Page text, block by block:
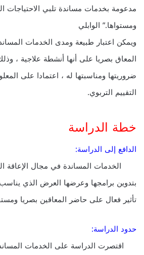
مدعومة بخدمات مساندة تلبي الاحتياجات
ومستواها.” الوابلي
ويمكن اعتبار طبيعة ومدى الخدمات
المعاق بصريا على أنها أنشطة علاجية ،
ضروريتها ومناسبتها له ، اعتمادا على
التقييم التربوي.
خطة الدراسة
الدافع إلى الدراسة:
الخدمات المساندة في مجال الإعاقة
بتدوين برامجها وعرضها العرض الذي يناسب
تأثير فعال على حاضر المعاقين بصريا
حدود الدراسة:
اقتصرت الدراسة على الخدمات